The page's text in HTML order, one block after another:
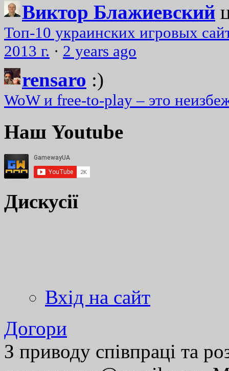
Виктор Блажиевский
Топ-10 украинских игровых
2013 г. · 2 years ago
rensaro :)
WoW и free-to-play – это
Наш Youtube
Дискусії
Вхід на сайт
Догори
З приводу співпраці та